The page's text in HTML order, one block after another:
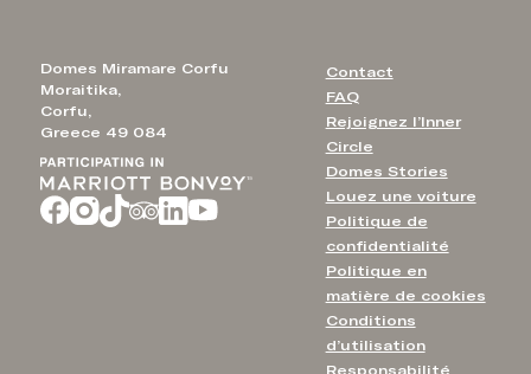
Domes Miramare Corfu
Moraitika,
Corfu,
Greece 49 084
Contact
FAQ
Rejoignez l’Inner
Circle
Domes Stories
Louez une voiture
Politique de
confidentialité
Politique en
matière de cookies
Conditions
d’utilisation
Responsabilité